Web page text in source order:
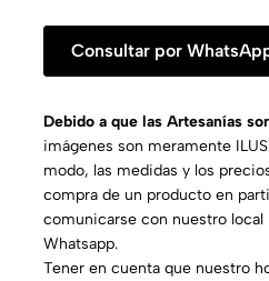
Consultar por
Debido a que las Artesanías
imágenes son meramente
modo, las medidas y los
compra de un producto en
comunicarse con nuestro
Whatsapp.
Tener en cuenta que nuestro